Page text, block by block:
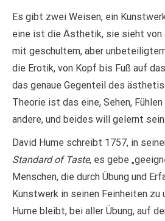
Es gibt zwei Weisen, ein
eine ist die Ästhetik, sie sieht von
mit geschultem, aber
die Erotik, von Kopf bis Fuß auf
das genaue Gegenteil des
Theorie ist das eine, Sehen,
andere, und beides will gelernt sein.
David Hume schreibt 1757, in
Standard of Taste, es gebe
Menschen, die durch Übung und
Kunstwerk in seinen Feinheiten zu
Hume bleibt, bei aller Übung, auf